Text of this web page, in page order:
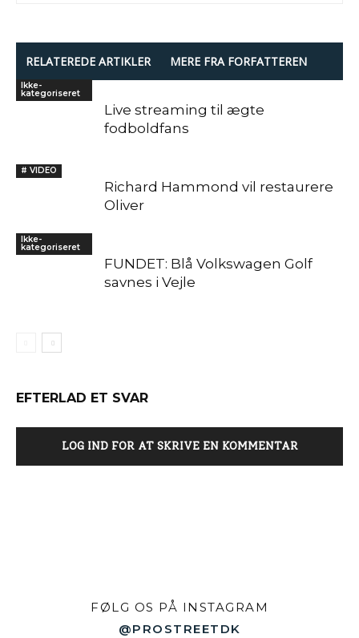
RELATEREDE ARTIKLER MERE FRA FORFATTEREN
Ikke-
kategoriseret
Live streaming til ægte
fodboldfans
# VIDEO
Richard Hammond vil restaurere
Oliver
Ikke-
kategoriseret
FUNDET: Blå Volkswagen Golf
savnes i Vejle
EFTERLAD ET SVAR
LOG IND FOR AT SKRIVE EN KOMMENTAR
FØLG OS PÅ INSTAGRAM
@PROSTREETDK